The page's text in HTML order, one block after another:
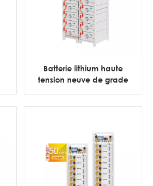
Batterie lithium haute
tension neuve de grade